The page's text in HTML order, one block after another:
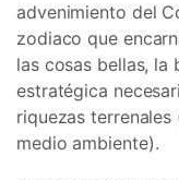
advenimiento del
zodiaco que
las cosas bellas, la
estratégica
riquezas
medio ambiente).